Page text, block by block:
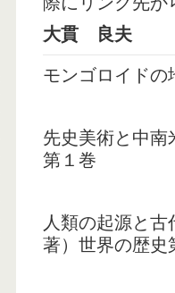
大貫 良夫
モンゴロイド
先史美術と中南
第１巻
人類の起源と
著）世界の歴史